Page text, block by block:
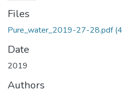
Files
Pure_water_2019-27-28.pdf
Date
2019
Authors